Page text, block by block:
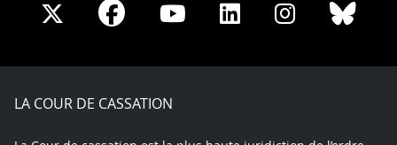
Share
X
Share
Facebook
Share
Youtube
Share
LinkedIn
Share
Instagram
LA COUR DE CASSATION